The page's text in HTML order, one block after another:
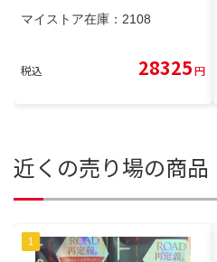
マイストア在庫： 2108
税込 28325円
近くの売り場の商品